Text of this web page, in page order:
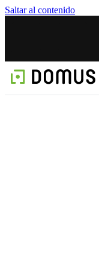
Saltar al contenido